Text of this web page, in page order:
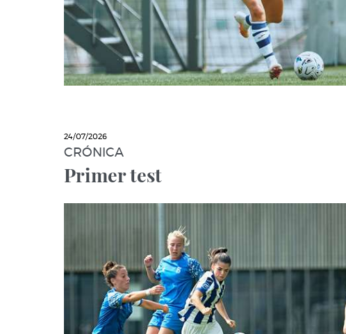
24/07/2026
CRÓNICA
Primer test